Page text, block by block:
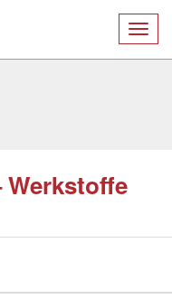
Werkstoffe